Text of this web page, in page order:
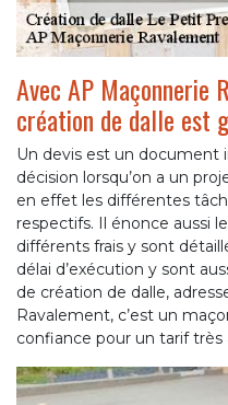
Avec AP Maçonnerie
création de dalle est
Un devis est un document
décision lorsqu’on a un
en effet les différentes
respectifs. Il énonce aussi
différents frais y sont
délai d’exécution y sont
de création de dalle,
Ravalement, c’est un
confiance pour un tarif très